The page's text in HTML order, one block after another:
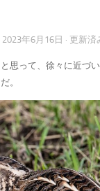
2023年6月16日 · 更新済
思って、徐々に近づ
。